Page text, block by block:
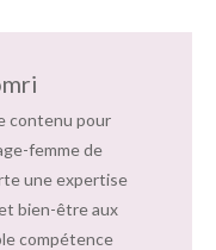
contenu pour
femme de
une expertise
bien-être aux
compétence